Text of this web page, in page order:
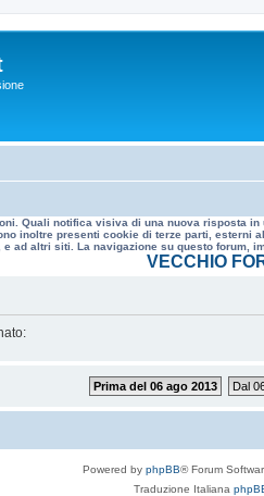
Quali notifica visiva di una nuova risposta
inoltre presenti cookie di terze parti, esterni
ad altri siti. La navigazione su questo
VECCHIO
Prima del 06 ago 2013 Dal
Powered by phpBB® Forum
Traduzione Italiana